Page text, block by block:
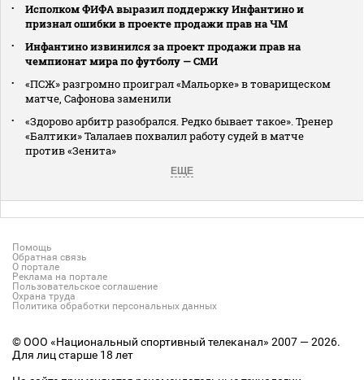
Исполком ФИФА выразил поддержку Инфантино и
признал ошибки в проекте продажи прав на ЧМ
Инфантино извинился за проект продажи прав на
чемпионат мира по футболу — СМИ
«ПСЖ» разгромно проиграл «Мальорке» в товарищеском
матче, Сафонова заменили
«Здорово арбитр разобрался. Редко бывает такое». Тренер
«Балтики» Талалаев похвалил работу судей в матче
против «Зенита»
ЕЩЕ
Помощь
Обратная связь
О портале
Реклама на портале
Пользовательское соглашение
Охрана труда
Политика обработки персональных данных
© ООО «Национальный спортивный телеканал» 2007 — 2026.
Для лиц старше 18 лет